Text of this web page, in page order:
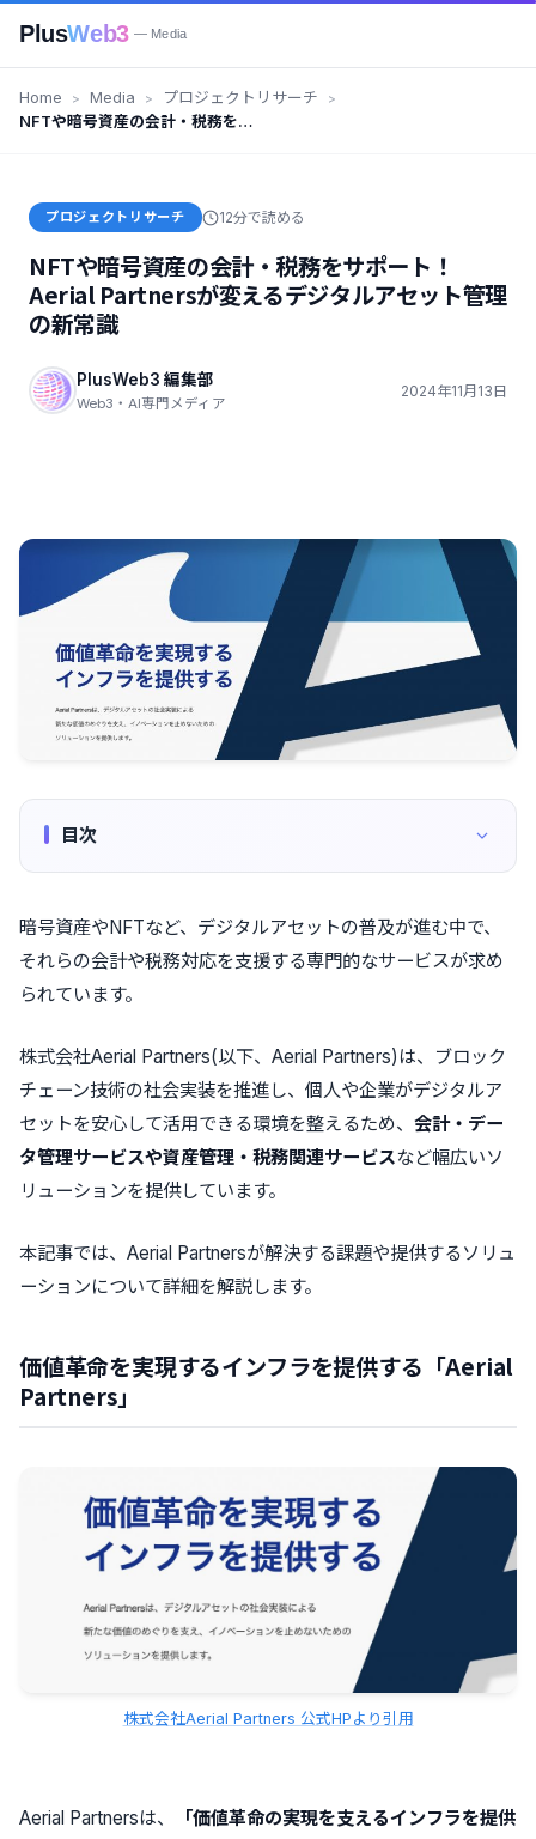
PlusWeb3 — Media
Home Media
プロジェクトリサーチ
NFTや暗号資産の会計・税務をサ
プロジェクトリサーチ 12分で読める
NFTや暗号資産の会計・税務をサポート！
Aerial Partnersが変えるデジタルアセット管理
の新常識
PlusWeb3 編集部
Web3・AI専門メディア
2024年11月13日
目次
暗号資産やNFTなど、デジタルアセットの普及が進む中で、
それらの会計や税務対応を支援する専門的なサービスが求め
られています。
株式会社Aerial Partners(以下、Aerial Partners)は、ブロック
チェーン技術の社会実装を推進し、個人や企業がデジタルア
セットを安心して活用できる環境を整えるため、 会計・デー
タ管理サービスや資産管理・税務関連サービスなど幅広いソ
リューションを提供しています。
本記事では、Aerial Partnersが解決する課題や提供するソリュ
ーションについて詳細を解説します。
価値革命を実現するインフラを提供する「Aerial
Partners」
株式会社Aerial Partners 公式HPより引用
Aerial Partnersは、
「価値革命の実現を支えるインフラを提供